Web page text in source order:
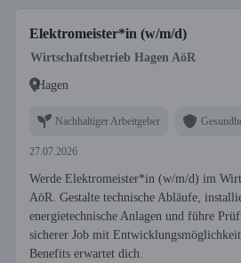
Elektromeister*in (w/m/d)
Wirtschaftsbetrieb Hagen AöR
Hagen
Nachhaltiger Arbeitgeber
27.07.2026
Werde Elektromeister*in (w/m/d) im
AöR. Gestalte technische Abläufe,
energietechnische Anlagen und führe
sicherer Job mit
Benefits erwartet dich.